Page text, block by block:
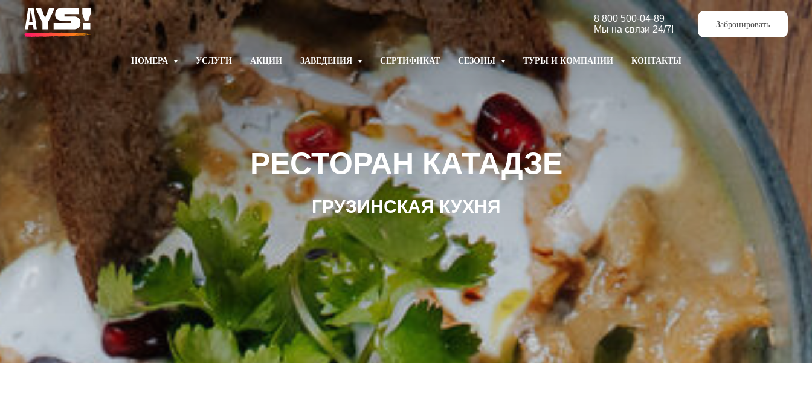
8 800 500-04-89
Мы на связи 24/7!
Забронировать
НОМЕРА УСЛУГИ АКЦИИ ЗАВЕДЕНИЯ СЕРТИФИКАТ СЕЗОНЫ ТУРЫ И КОМПАНИИ КОНТАКТЫ
РЕСТОРАН КАТАДЗЕ
ГРУЗИНСКАЯ КУХНЯ